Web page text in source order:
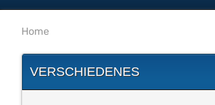
Home
VERSCHIEDENES